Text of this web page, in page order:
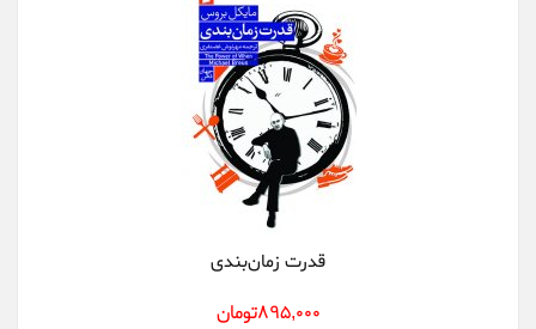
قدرت زمان‌بندی
895,000تومان